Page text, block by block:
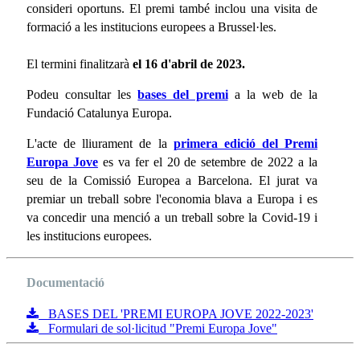
consideri oportuns. El premi també inclou una visita de
formació a les institucions europees a Brussel·les.
El termini finalitzarà el 16 d'abril de 2023.
Podeu consultar les bases del premi a la web de la
Fundació Catalunya Europa.
L'acte de lliurament de la primera edició del Premi
Europa Jovees va fer el 20 de setembre de 2022 a la
seu de la Comissió Europea a Barcelona. El jurat va
premiar un treball sobre l'economia blava a Europa i es
va concedir una menció a un treball sobre la Covid-19 i
les institucions europees.
Documentació
BASES DEL 'PREMI EUROPA JOVE 2022-2023'
Formulari de sol·licitud "Premi Europa Jove"